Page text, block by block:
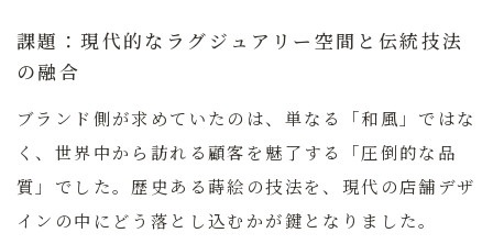
課題：現代的なラグジュアリー空間と伝統技法
の融合
ブランド側が求めていたのは、単なる「和風」ではな
く、世界中から訪れる顧客を魅了する「圧倒的な品
質」でした。歴史ある蒔絵の技法を、現代の店舗デザ
インの中にどう落とし込むかが鍵となりました。